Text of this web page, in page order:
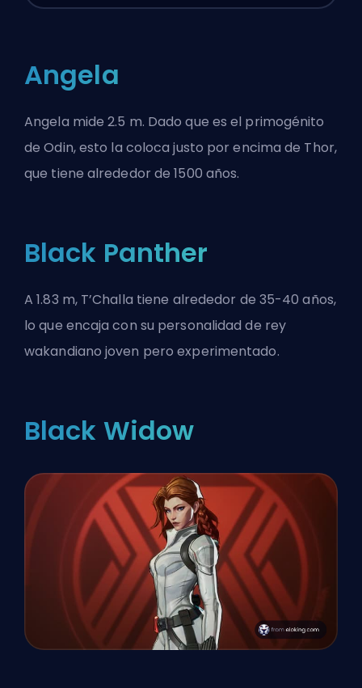
Angela
Angela mide 2.5 m. Dado que es el primogénito
de Odin, esto la coloca justo por encima de Thor,
que tiene alrededor de 1500 años.
Black Panther
A 1.83 m, T’Challa tiene alrededor de 35-40 años,
lo que encaja con su personalidad de rey
wakandiano joven pero experimentado.
Black Widow